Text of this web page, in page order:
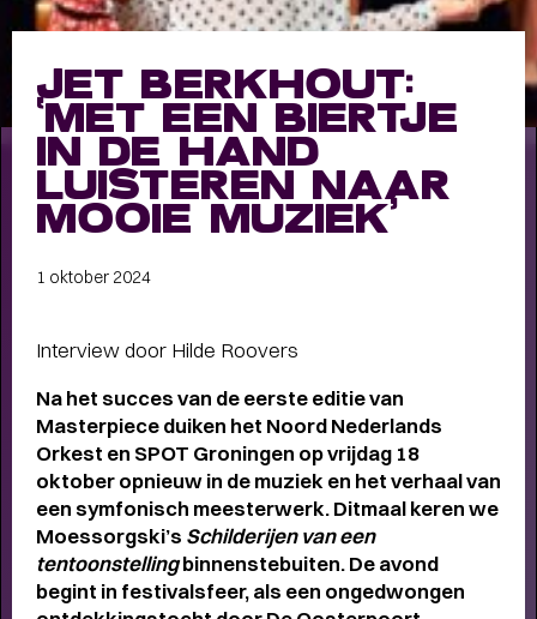
MEET THE BAND:
MUMFORD & SONS-
ALLE STORIES
NIEUWS,INTERVIEWS
COLUMNS,KORTE
LANGE VERHALEN
JET BERKHOUT:
‘MET EEN BIERTJE
IN DE HAND
LUISTEREN NAAR
MOOIE MUZIEK’
1 oktober 2024
Interview door Hilde Roovers
Na het succes van de eerste editie van
Masterpiece duiken het Noord Nederlands
Orkest en SPOT Groningen op vrijdag 18
oktober opnieuw in de muziek en het verhaal van
een symfonisch meesterwerk. Ditmaal keren we
Moessorgski’s Schilderijen van een
tentoonstellingbinnenstebuiten. De avond
begint in festivalsfeer, als een ongedwongen